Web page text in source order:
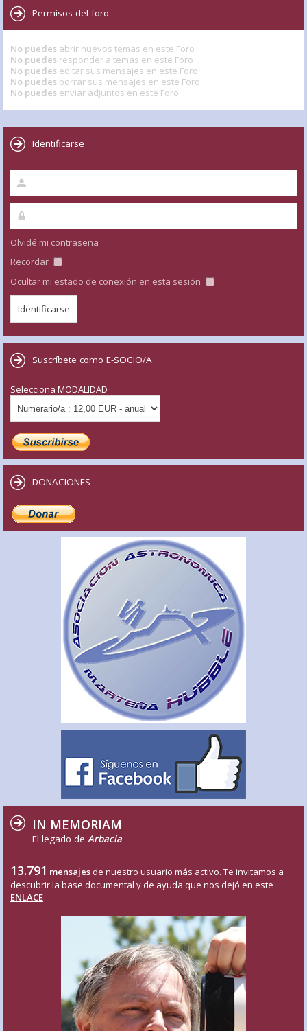
Permisos del foro
No puedes abrir nuevos temas en este Foro
No puedes responder a temas en este Foro
No puedes editar sus mensajes en este Foro
No puedes borrar sus mensajes en este Foro
No puedes enviar adjuntos en este Foro
Identificarse
Olvidé mi contraseña
Recordar
Ocultar mi estado de conexión en esta sesión
Suscríbete como E-SOCIO/A
Selecciona MODALIDAD
DONACIONES
IN MEMORIAM
El legado de Arbacia
13.791 mensajes de nuestro usuario más activo. Te invitamos a
descubrir la base documental y de ayuda que nos dejó en este
ENLACE